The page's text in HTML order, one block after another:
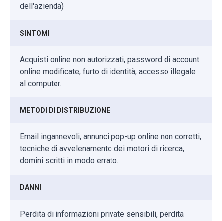
dell'azienda)
SINTOMI
Acquisti online non autorizzati, password di account
online modificate, furto di identità, accesso illegale
al computer.
METODI DI DISTRIBUZIONE
Email ingannevoli, annunci pop-up online non corretti,
tecniche di avvelenamento dei motori di ricerca,
domini scritti in modo errato.
DANNI
Perdita di informazioni private sensibili, perdita